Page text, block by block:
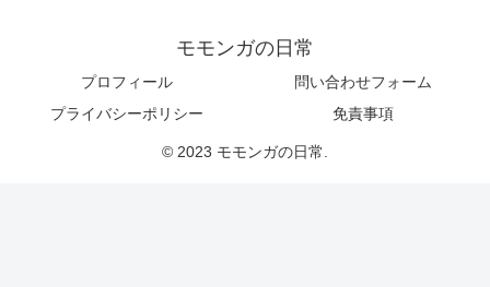
モモンガの日常
プロフィール
問い合わせフォーム
プライバシーポリシー
免責事項
© 2023 モモンガの日常.